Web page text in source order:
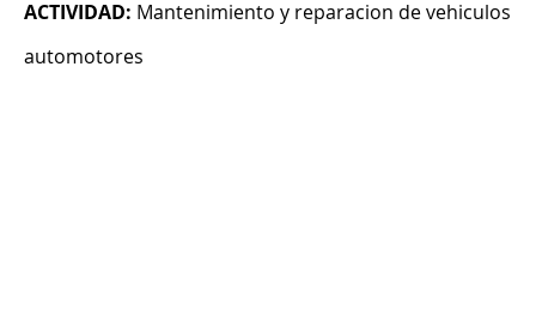
ACTIVIDAD: Mantenimiento y reparacion de vehiculos
automotores